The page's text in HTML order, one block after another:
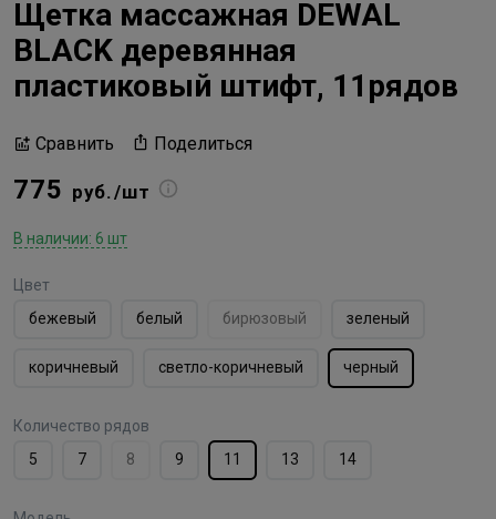
Щетка массажная DEWAL
BLACK деревянная
пластиковый штифт, 11рядов
Сравнить Поделиться
775 руб./шт
В наличии: 6 шт
Цвет
бежевый
белый бирюзовый зеленый
коричневый светло-коричневый черный
Количество рядов
5
7 8 9 11 13 14